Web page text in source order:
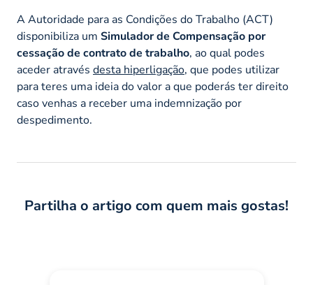
A Autoridade para as Condições do Trabalho (ACT)
disponibiliza um Simulador de Compensação por
cessação de contrato de trabalho, ao qual podes
aceder através desta hiperligação, que podes utilizar
para teres uma ideia do valor a que poderás ter direito
caso venhas a receber uma indemnização por
despedimento.
Partilha o artigo com quem mais gostas!